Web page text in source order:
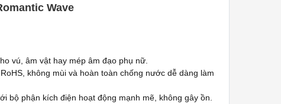
Wave
vú, âm vật hay mép âm đạo phụ nữ.
không mùi và hoàn toàn chống nước dễ dàng làm
bộ phận kích điện hoạt động mạnh mẽ, không gây ồn.